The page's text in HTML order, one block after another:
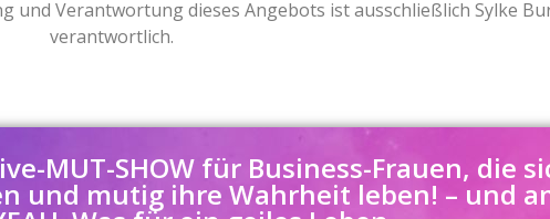
und Verantwortung dieses Angebots ist ausschließlich Sylke
verantwortlich.
MUT-SHOW für Business-Frauen, die
und mutig ihre Wahrheit leben! – und